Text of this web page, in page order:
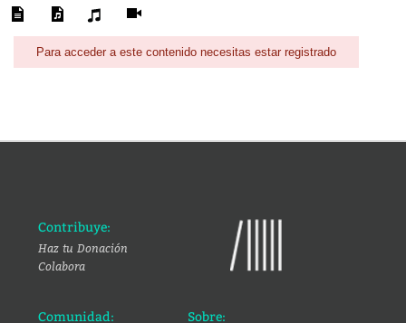
Para acceder a este contenido necesitas estar registrado
Contribuye:
Haz tu Donación
Colabora
Comunidad: Sobre: